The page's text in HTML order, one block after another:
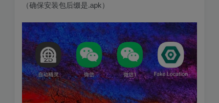
（确保安装包后缀是.apk）